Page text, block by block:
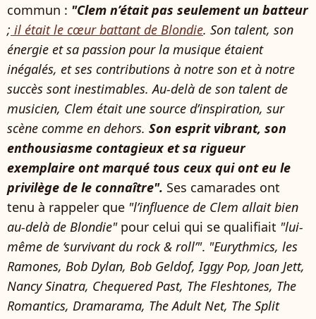
commun : "Clem n’était pas seulement un batteur
; il était le cœur battant de Blondie. Son talent, son
énergie et sa passion pour la musique étaient
inégalés, et ses contributions à notre son et à notre
succès sont inestimables. Au-delà de son talent de
musicien, Clem était une source d’inspiration, sur
scène comme en dehors. Son esprit vibrant, son
enthousiasme contagieux et sa rigueur
exemplaire ont marqué tous ceux qui ont eu le
privilège de le connaître". Ses camarades ont
tenu à rappeler que "l’influence de Clem allait bien
au-delà de Blondie"pour celui qui se qualifiait "lui-
même de ‘survivant du rock & roll’". "Eurythmics, les
Ramones, Bob Dylan, Bob Geldof, Iggy Pop, Joan Jett,
Nancy Sinatra, Chequered Past, The Fleshtones, The
Romantics, Dramarama, The Adult Net, The Split